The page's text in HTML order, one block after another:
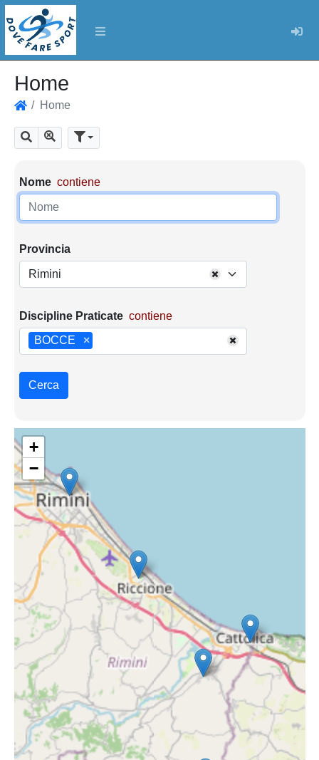
Home
Home
Cerca Mostra tutti i risultati
Parametri di ricerca
Nome contiene
Provincia
Rimini
Discipline Praticate contiene
×
BOCCE
Cerca
+
−